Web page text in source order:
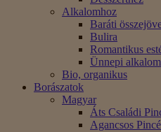
Alkalomhoz
Baráti
Bulira
Romantikus
Ünnepi
Bio, organikus
Borászatok
Magyar
Áts Családi
Agancsos